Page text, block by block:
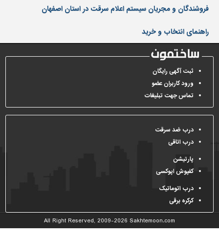
حفاظ
کفپوش
و
سنگ
سرویس
بهداشتی
ابزار،یراق
و
آلات
برقی،روشنایی،ایمنی
محوطه
سازی
و
نما
ساخت
فروشندگان و مجریان سیستم اعلام سرقت در استان اصفهان
راهنمای انتخاب و خرید
ثبت آگهی رایگان
ورود کاربران عضو
تماس جهت تبلیغات
درب ضد سرقت
درب اتاقی
پارتیشن
کفپوش اپوکسی
درب اتوماتیک
کرکره برقی
All Right Reserved, 2009-2026 Sakhtemoon.com